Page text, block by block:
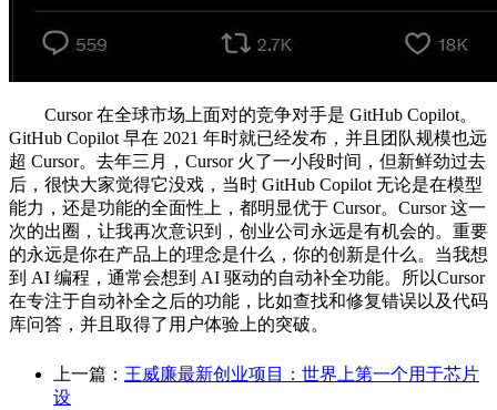
Cursor 在全球市场上面对的竞争对手是 GitHub Copilot。
GitHub Copilot 早在 2021 年时就已经发布，并且团队规模也远
超 Cursor。去年三月，Cursor 火了一小段时间，但新鲜劲过去
后，很快大家觉得它没戏，当时 GitHub Copilot 无论是在模型
能力，还是功能的全面性上，都明显优于 Cursor。Cursor 这一
次的出圈，让我再次意识到，创业公司永远是有机会的。重要
的永远是你在产品上的理念是什么，你的创新是什么。当我想
到 AI 编程，通常会想到 AI 驱动的自动补全功能。所以Cursor
在专注于自动补全之后的功能，比如查找和修复错误以及代码
库问答，并且取得了用户体验上的突破。
上一篇： 王威廉最新创业项目：世界上第一个用于芯片
设